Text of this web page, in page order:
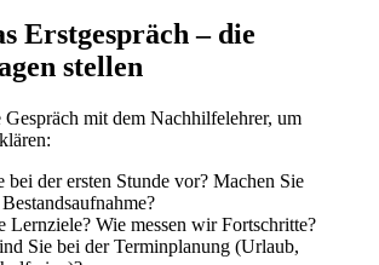
Erstgespräch – die
stellen
Gespräch mit dem Nachhilfelehrer, um
bei der ersten Stunde vor? Machen Sie
Lernziele? Wie messen wir Fortschritte?
Sie bei der Terminplanung (Urlaub,